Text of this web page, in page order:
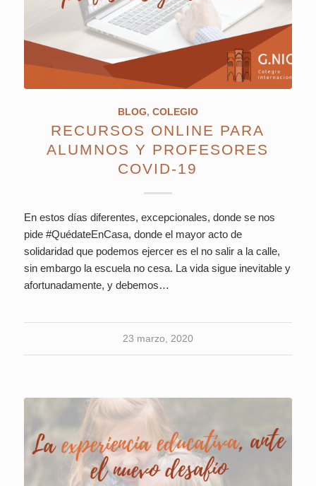
BLOG, COLEGIO
RECURSOS ONLINE PARA
ALUMNOS Y PROFESORES
COVID-19
En estos días diferentes, excepcionales, donde se nos
pide #QuédateEnCasa, donde el mayor acto de
solidaridad que podemos ejercer es el no salir a la calle,
sin embargo la escuela no cesa. La vida sigue inevitable y
afortunadamente, y debemos…
23 marzo, 2020